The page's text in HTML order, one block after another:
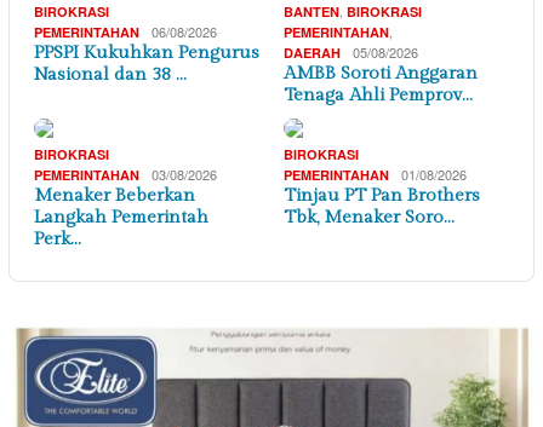
BIROKRASI
PEMERINTAHAN
06/08/2026
PPSPI Kukuhkan Pengurus
Nasional dan 38 …
BANTEN, BIROKRASI
PEMERINTAHAN,
DAERAH 05/08/2026
AMBB Soroti Anggaran
Tenaga Ahli Pemprov…
BIROKRASI
PEMERINTAHAN
03/08/2026
Menaker Beberkan
Langkah Pemerintah
Perk…
BIROKRASI
PEMERINTAHAN
01/08/2026
Tinjau PT Pan Brothers
Tbk, Menaker Soro…